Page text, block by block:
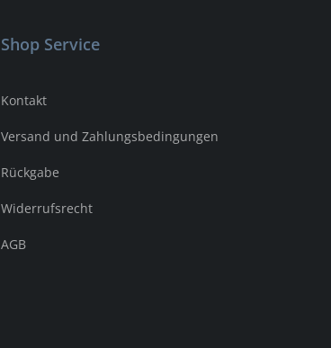
Shop Service
Kontakt
Versand und Zahlungsbedingungen
Rückgabe
Widerrufsrecht
AGB